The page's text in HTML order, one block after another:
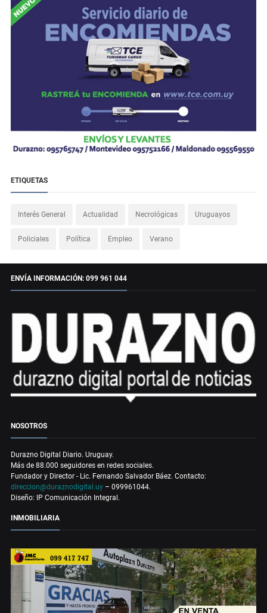
ETIQUETAS
Interés General Actualidad Necrológicas Uruguayos
Policiales Política Empleo Verano
ENVÍA INFORMACIÓN: 099 961 044
NOSOTROS
Durazno Digital Diario. Uruguay.
Más de 88.000 seguidores en redes sociales.
Fundador y Director - Lic. Fernando Salvador Báez. Contacto:
direccion@duraznodigital.uy – 099961044.
Diseño: IP Comunicación Integral.
INMOBILIARIA